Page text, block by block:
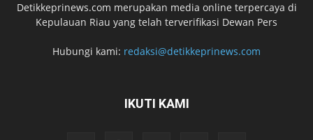
Detikkeprinews.com merupakan media online terpercaya di
Kepulauan Riau yang telah terverifikasi Dewan Pers
Hubungi kami: redaksi@detikkeprinews.com
IKUTI KAMI